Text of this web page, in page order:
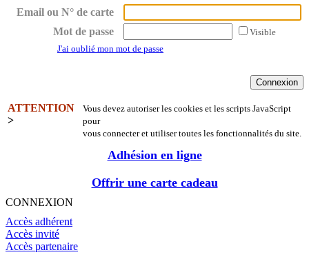
Email ou N° de carte
Mot de passe
Visible
J'ai oublié mon mot de passe
ATTENTION
>
Vous devez autoriser les cookies et les scripts JavaScript
pour
vous connecter et utiliser toutes les fonctionnalités du site.
Adhésion en ligne
Offrir une carte cadeau
CONNEXION
Accès adhérent
Accès invité
Accès partenaire